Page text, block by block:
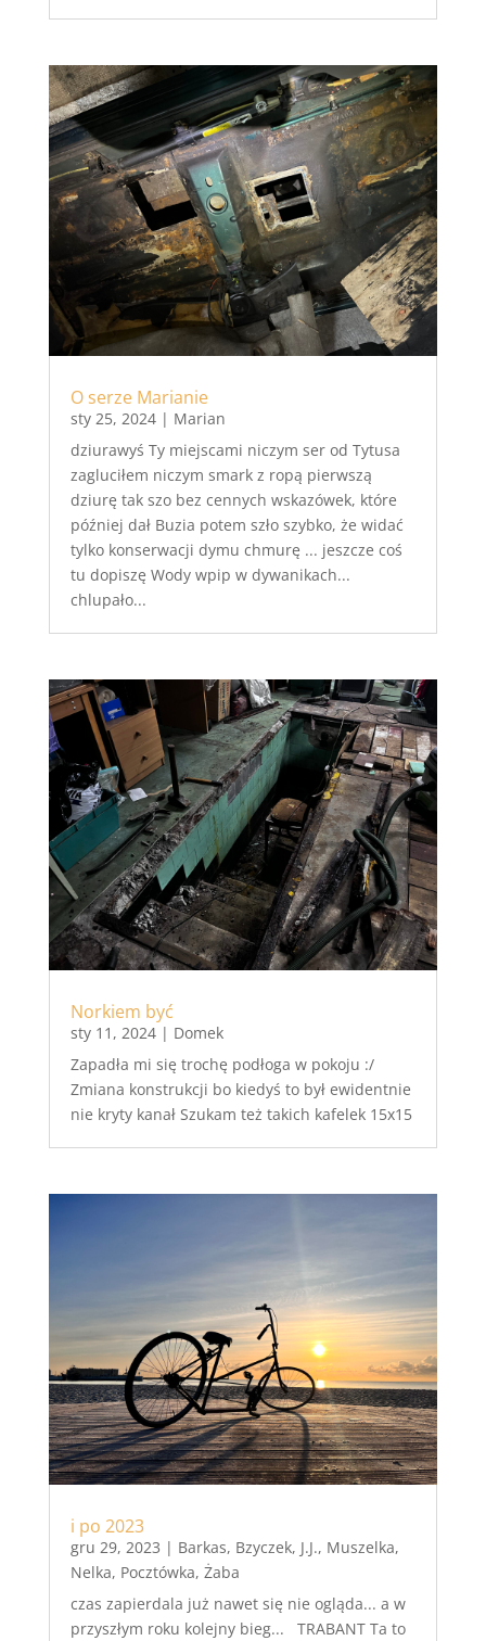
O serze Marianie
sty 25, 2024| Marian
dziurawyś Ty miejscami niczym ser od Tytusa
zagluciłem niczym smark z ropą pierwszą
dziurę tak szo bez cennych wskazówek, które
później dał Buzia potem szło szybko, że widać
tylko konserwacji dymu chmurę ... jeszcze coś
tu dopiszę Wody wpip w dywanikach...
chlupało...
Norkiem być
sty 11, 2024| Domek
Zapadła mi się trochę podłoga w pokoju :/
Zmiana konstrukcji bo kiedyś to był ewidentnie
nie kryty kanał Szukam też takich kafelek 15x15
i po 2023
gru 29, 2023 | Barkas, Bzyczek, J.J., Muszelka,
Nelka, Pocztówka, Żaba
czas zapierdala już nawet się nie ogląda... a w
przyszłym roku kolejny bieg... TRABANT Ta to